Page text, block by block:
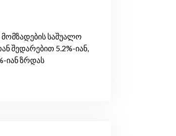
საშუალო
შედარებით 5.2%-იან,
იან ზრდას